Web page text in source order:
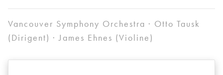
Vancouver Symphony Orchestra · Otto Tausk
(Dirigent) · James Ehnes (Violine)